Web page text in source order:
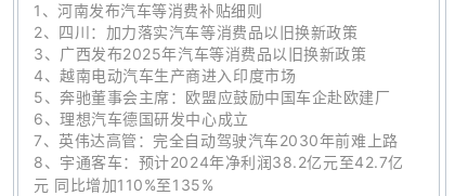
1 、河南发布汽车等消费补贴细则
2、 四川：加力落实汽车等消费品以旧换新政策
3、 广西发布2025年汽车等消费品以旧换新政策
4、越南电动汽车生产商进入印度市场
5、奔驰董事会主席：欧盟应鼓励中国车企赴欧建厂
6、理想汽车德国研发中心成立
7、英伟达高管：完全自动驾驶汽车2030年前难上路
8、 宇通客车：预计2024年净利润38.2亿元至42.7亿
元 同比增加110%至135%